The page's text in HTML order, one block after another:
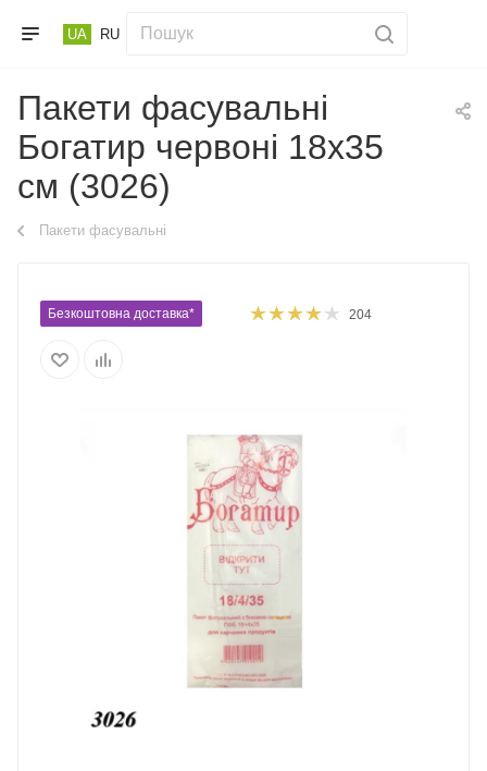
UA RU
Пакети фасувальні
Богатир червоні 18х35
см (3026)
Пакети фасувальні
Безкоштовна доставка* 204